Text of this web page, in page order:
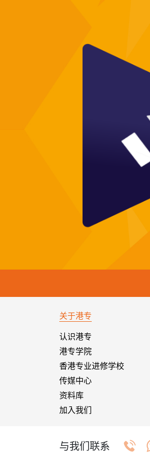
关于港专
认识港专
港专学院
香港专业进修学校
传媒中心
资料库
加入我们
与我们联系